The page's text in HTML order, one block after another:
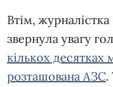
Втім,
звернула увагу
кількох десятках
розташована АЗС.